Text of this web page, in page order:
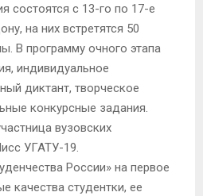
состоятся с 13-го по 17-е
на них встретятся 50
В программу очного этапа
индивидуальное
диктант, творческое
конкурсные задания.
вузовских
УГАТУ-19.
России» на первое
качества студентки, ее